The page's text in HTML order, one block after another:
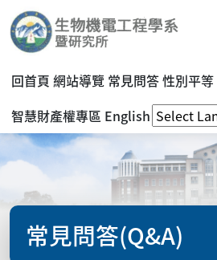
回首頁 網站導覽 常見問答性別平等
智慧財產權專區 English
常見問答(Q&A)